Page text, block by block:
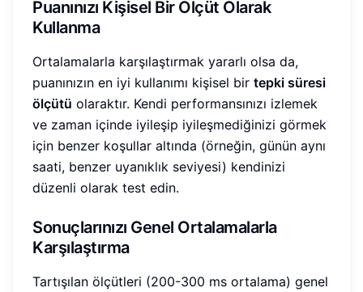
Puanınızı Kişisel Bir Ölçüt Olarak
Kullanma
Ortalamalarla karşılaştırmak yararlı olsa da,
puanınızın en iyi kullanımı kişisel bir tepki süresi
ölçütü olaraktır. Kendi performansınızı izlemek
ve zaman içinde iyileşip iyileşmediğinizi görmek
için benzer koşullar altında (örneğin, günün aynı
saati, benzer uyanıklık seviyesi) kendinizi
düzenli olarak test edin.
Sonuçlarınızı Genel Ortalamalarla
Karşılaştırma
Tartışılan ölçütleri (200-300 ms ortalama) genel